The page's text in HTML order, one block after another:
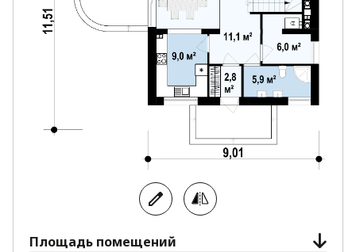
Площадь помещений